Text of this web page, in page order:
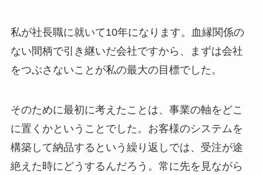
私が社長職に就いて10年になります。血縁関係の
ない間柄で引き継いだ会社ですから、まずは会社
をつぶさないことが私の最大の目標でした。
そのために最初に考えたことは、事業の軸をどこ
に置くかということでした。お客様のシステムを
構築して納品するという繰り返しでは、受注が途
絶えた時にどうするんだろう。常に先を見ながら